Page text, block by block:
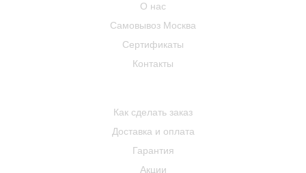
О нас
Самовывоз Москва
Сертификаты
Контакты
Как сделать заказ
Доставка и оплата
Гарантия
Акции